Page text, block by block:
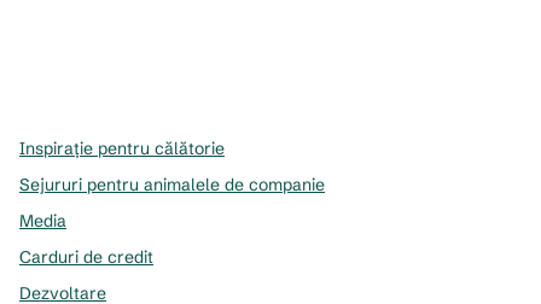
Inspirație pentru călătorie
Sejururi pentru animalele de companie
Media
Carduri de credit
Dezvoltare